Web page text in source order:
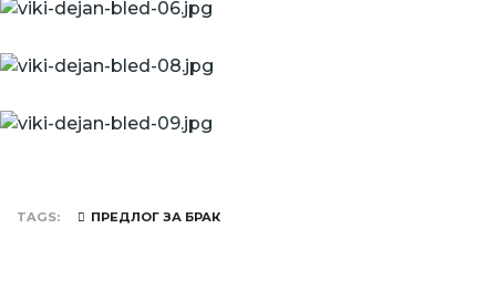
TAGS ПРЕДЛОГ ЗА БРАК